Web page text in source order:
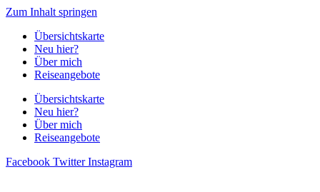
Zum Inhalt springen
Übersichtskarte
Neu hier?
Über mich
Reiseangebote
Übersichtskarte
Neu hier?
Über mich
Reiseangebote
Facebook Twitter Instagram